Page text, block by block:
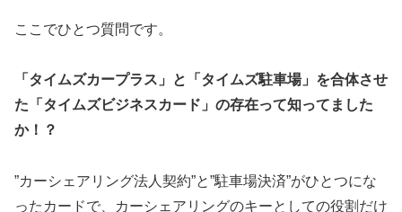
ここでひとつ質問です。
「タイムズカープラス」と「タイムズ駐車場」を合体させ
た「タイムズビジネスカード」の存在って知ってました
か！？
”カーシェアリング法人契約”と”駐車場決済”がひとつにな
ったカードで、カーシェアリングのキーとしての役割だけ